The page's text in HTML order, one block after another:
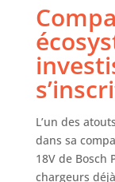
L’un des
dans sa
18V de Bosch
chargeurs